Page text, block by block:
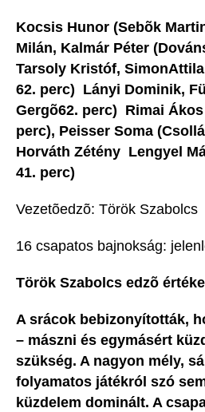
Kocsis Hunor (Sebõk
Milán, Kalmár Péter
Tarsoly Kristóf,
62. perc)  Lányi Dominik,
Gergõ62. perc)  Rimai
perc), Peisser Soma
Horváth Zétény  Lengyel
41. perc)
Vezetõedzõ: Török Szabolcs
16 csapatos bajnokság:
Török Szabolcs edzõ
A srácok bebizonyították,
– mászni és egymásért
szükség. A nagyon mély,
folyamatos játékról szó
küzdelem dominált. A